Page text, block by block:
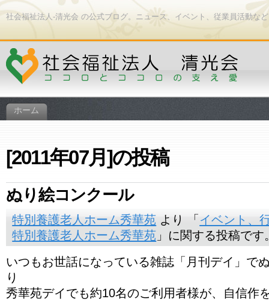
社会福祉法人-清光会 の公式ブログ。ニュース、イベント、従業員活動な
ホーム
[2011年07月]の投稿
ぬり絵コンクール
特別養護老人ホーム秀華苑 より 「 イベント、
特別養護老人ホーム秀華苑 」に関する投稿で
いつもお世話になっている雑誌「月刊デイ」で
り
秀華苑デイでも約10名のご利用者様が、自信作